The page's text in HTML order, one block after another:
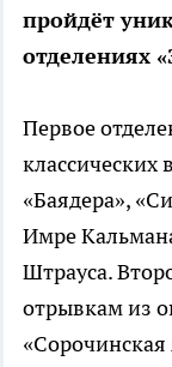
пройдёт
отделениях
Первое
классических
«Баядера»,
Имре
Штрауса.
отрывкам из
«Сорочинская